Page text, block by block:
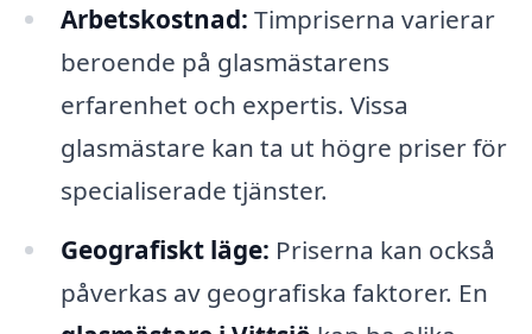
Arbetskostnad: Timpriserna varierar
beroende på glasmästarens
erfarenhet och expertis. Vissa
glasmästare kan ta ut högre priser för
specialiserade tjänster.
Geografiskt läge: Priserna kan också
påverkas av geografiska faktorer. En